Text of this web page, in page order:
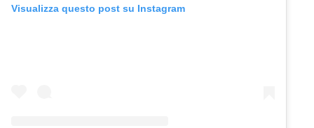
Visualizza questo post su Instagram